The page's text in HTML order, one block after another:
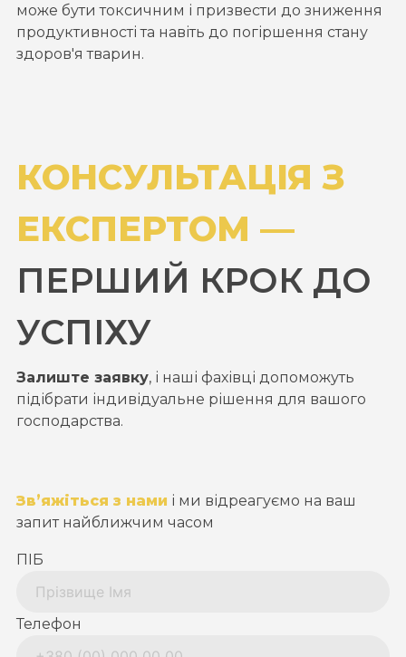
може бути токсичним і призвести до зниження
продуктивності та навіть до погіршення стану
здоров'я тварин.
КОНСУЛЬТАЦІЯ З
ЕКСПЕРТОМ —
ПЕРШИЙ КРОК ДО
УСПІХУ
Залиште заявку, і наші фахівці допоможуть
підібрати індивідуальне рішення для вашого
господарства.
Зв’яжіться з нами і ми відреагуємо на ваш
запит найближчим часом
ПІБ
Телефон